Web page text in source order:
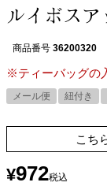
ルイボス
商品番号 36200320
※ティーバッグの
メール便 紐付き
こち
¥972税込